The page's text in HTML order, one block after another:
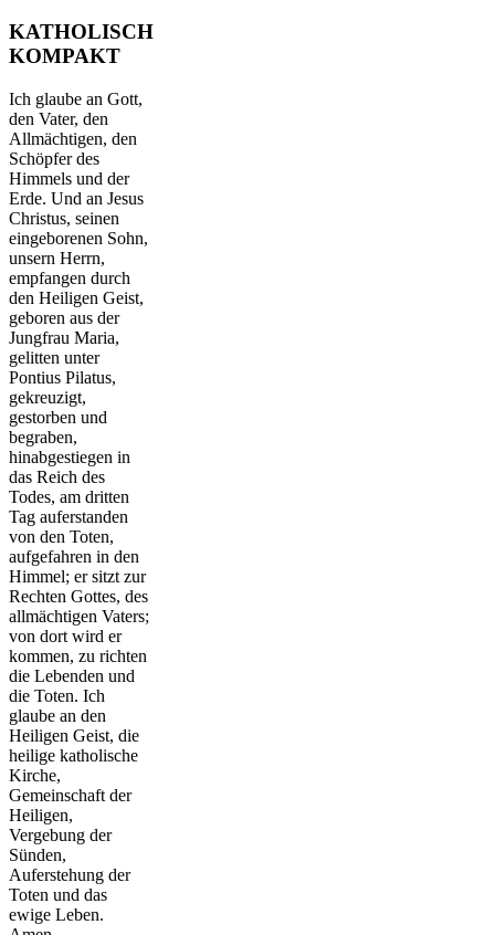
KATHOLISCH
KOMPAKT
Ich glaube an Gott,
den Vater, den
Allmächtigen, den
Schöpfer des
Himmels und der
Erde. Und an Jesus
Christus, seinen
eingeborenen Sohn,
unsern Herrn,
empfangen durch
den Heiligen Geist,
geboren aus der
Jungfrau Maria,
gelitten unter
Pontius Pilatus,
gekreuzigt,
gestorben und
begraben,
hinabgestiegen in
das Reich des
Todes, am dritten
Tag auferstanden
von den Toten,
aufgefahren in den
Himmel; er sitzt zur
Rechten Gottes, des
allmächtigen Vaters;
von dort wird er
kommen, zu richten
die Lebenden und
die Toten. Ich
glaube an den
Heiligen Geist, die
heilige katholische
Kirche,
Gemeinschaft der
Heiligen,
Vergebung der
Sünden,
Auferstehung der
Toten und das
ewige Leben.